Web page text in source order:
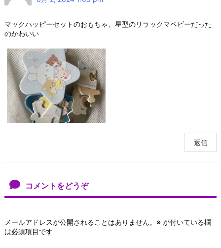
マックハッピーセットのおもちゃ、星型のリラックマベビーだった
のかわいい
返信
コメントをどうぞ
メールアドレスが公開されることはありません。 ※ が付いている欄
は必須項目です